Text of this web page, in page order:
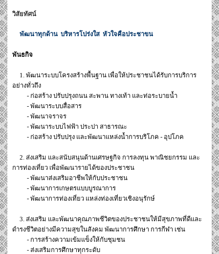
วิสัยทัศน์
พัฒนาทุกด้าน บริหารโปร่งใส หัวใจคือประชาขน
พันธกิจ
1. พัฒนาระบบโครงสร้างพื้นฐาน เพื่อให้ประชาชนได้รับการบริการ
อย่างทั่วถึง
- ก่อสร้าง ปรับปรุงถนน สะพาน ทางเท้า และท่อระบายน้ำ
- พัฒนาระบบสื่อสาร
- พัฒนาจราจร
- พัฒนาระบบไฟฟ้า ประปา สาธารณะ
- ก่อสร้าง ปรับปรุง และพัฒนาแหล่งน้ำการบริโภค - อุปโภค
2. ส่งเสริม และสนับสนุนด้านเศรษฐกิจ การลงทุน พาณิชยกรรม และ
การท่องเที่ยว เพื่อพัฒนารายได้ของประชาชน
- พัฒนาส่งเสริมอาชีพให้กับประชาชน
- พัฒนาการเกษตรแบบบูรณาการ
- พัฒนาการท่องเที่ยว แหล่งท่องเที่ยวเชิงอนุรักษ์
3. ส่งเสริม และพัฒนาคุณภาพชีวิตของประชาชนให้มีสุขภาพที่ดีและ
ดำรงชีวิตอย่างมีความสุขในสังคม พัฒนาการศึกษา การกีฬา เช่น
- การสร้างความเข้มแข็งให้กับชุมชน
- ส่งเสริมการศึกษาทุกระดับ